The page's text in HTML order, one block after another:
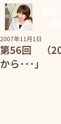
第56回 （
から･･･」
2007年11月1日